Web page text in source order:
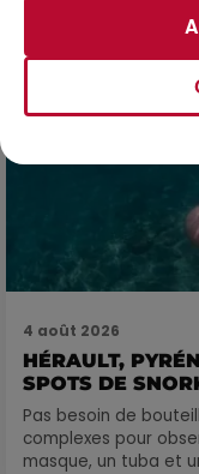
4 août 2026
HÉRAULT,
SPOTS DE
Pas besoin de
complexes pour
masque, un tuba et